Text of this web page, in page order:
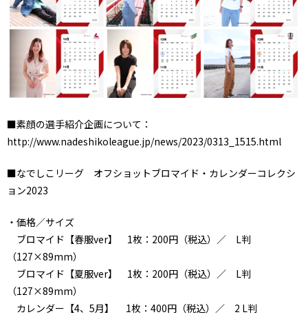
■素顔の選手紹介企画について：
http://www.nadeshikoleague.jp/news/2023/0313_1515.html
■なでしこリーグ オフショットブロマイド・カレンダーコレクシ
ョン2023
・価格／サイズ
ブロマイド【春服ver】 1枚：200円（税込）／ L判
（127×89mm）
ブロマイド【夏服ver】 1枚：200円（税込）／ L判
（127×89mm）
カレンダー【4、5月】 1枚：400円（税込）／ 2 L判